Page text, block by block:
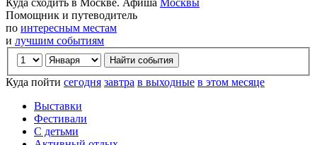
Куда сходить в Москве. Афиша Москвы
Помощник и путеводитель
по интересным местам
и лучшим событиям
Куда пойти сегодня завтра в выходные в этом месяце
Выставки
Фестивали
С детьми